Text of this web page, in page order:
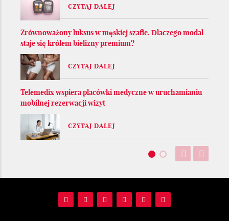
CZYTAJ DALEJ
Zrównoważony luksus w męskiej szafie. Dlaczego modal
staje się królem bielizny premium?
CZYTAJ DALEJ
Telemedix wspiera placówki medyczne w uruchamianiu
mobilnej rezerwacji wizyt
CZYTAJ DALEJ